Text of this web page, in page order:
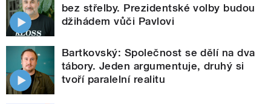
bez střelby. Prezidentské volby budou
džihádem vůči Pavlovi
Bartkovský: Společnost se dělí na dva
tábory. Jeden argumentuje, druhý si
tvoří paralelní realitu